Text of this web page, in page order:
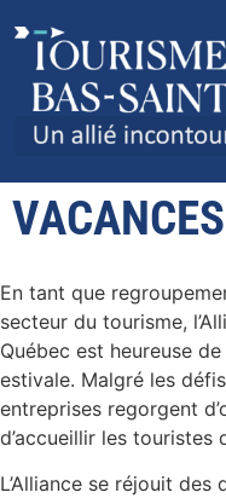
TRUCS ET
PASSER
En tant que
secteur du tourisme,
Québec est heureuse
estivale. Malgré les
entreprises regorgent
d’accueillir les touristes
L’Alliance se réjouit